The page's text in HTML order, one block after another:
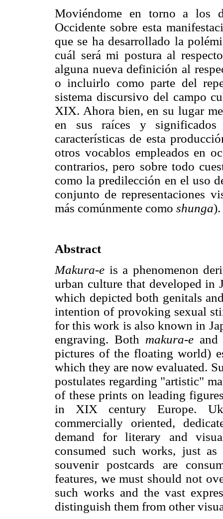
Moviéndome en torno a los
Occidente sobre esta
que se ha desarrollado la
cuál será mi postura al
alguna nueva definición al
o incluirlo como parte del
sistema discursivo del campo
XIX. Ahora bien, en su lugar
en sus raíces y
características de esta
otros vocablos empleados en
contrarios, pero sobre todo
como la predilección en el uso
conjunto de representaciones
más comúnmente como shunga).
Abstract
Makura-e is a phenomenon
urban culture that developed in
which depicted both genitals
intention of provoking sexual
for this work is also known in
engraving. Both makura-e
pictures of the floating world)
which they are now evaluated.
postulates regarding "artistic"
of these prints on leading
in XIX century Europe.
commercially oriented,
demand for literary and
consumed such works, just
souvenir postcards are
features, we must should not
such works and the vast
distinguish them from other